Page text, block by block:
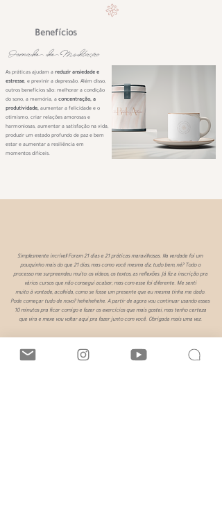
As práticas ajudam a reduzir ansiedade e
estresse, e previnir a depressão. Além disso,
outros benefícios são: melhorar a condição
do sono, a memória, a concentração, a
produtividade, aumentar a felicidade e o
otimismo, criar relações amorosas e
harmoniosas, aumentar a satisfação na vida,
produzir um estado profundo de paz e bem
estar e aumentar a resiliência em
momentos difíceis.
Benefícios
Jornada da Meditação
Simplesmente incrível! Foram 21 dias e 21 práticas maravilhosas. Na verdade foi um
pouquinho mais do que 21 dias, mas como você mesma diz, tudo bem, né? Todo o
processo me surpreendeu muito: os vídeos, os textos, as reflexões. Já fiz a inscrição pra
vários cursos que não consegui acabar, mas com esse foi diferente. Me senti
muito à vontade, acolhida, como se fosse um presente que eu mesma tinha me dado.
Pode começar tudo de novo? hehehehehe. A partir de agora vou continuar usando esses
10 minutos pra ficar comigo e fazer os exercícios que mais gostei, mas tenho certeza
que vira e mexe vou voltar aqui pra fazer junto com você. Obrigada mais uma vez.